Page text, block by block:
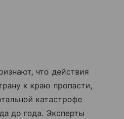
что действия
к краю пропасти,
катастрофе
до года. Эксперты